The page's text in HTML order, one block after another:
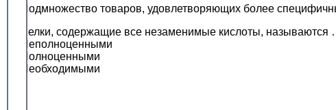
Подмножество товаров, удовлетворяющих более
Белки, содержащие все незаменимые кислоты, называются
Неполноценными
Полноценными
Необходимыми